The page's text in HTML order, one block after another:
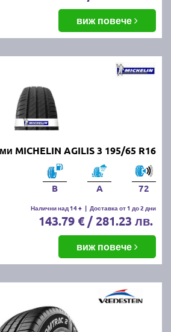
виж повече
MICHELIN AGILIS 3 195/65 R16
B A 72
Налични над 14 + | Доставка от 1 до 2 дни
143.79 € / 281.23 лв.
виж повече